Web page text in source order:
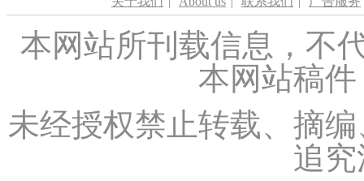
本网站所刊载信息，不
本网站稿
未经授权禁止转载、摘
追